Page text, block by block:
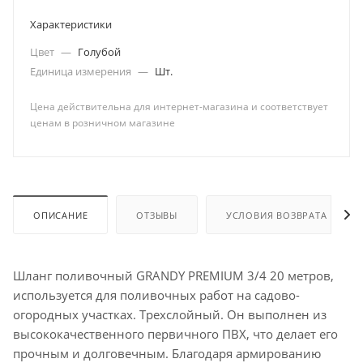
Характеристики
Цвет — Голубой
Единица измерения — Шт.
Цена действительна для интернет-магазина и соответствует
ценам в розничном магазине
ОПИСАНИЕ ОТЗЫВЫ УСЛОВИЯ ВОЗВРАТА
Шланг поливочный GRANDY PREMIUM 3/4 20 метров,
используется для поливочных работ на садово-
огородных участках. Трехслойный. Он выполнен из
высококачественного первичного ПВХ, что делает его
прочным и долговечным. Благодаря армированию